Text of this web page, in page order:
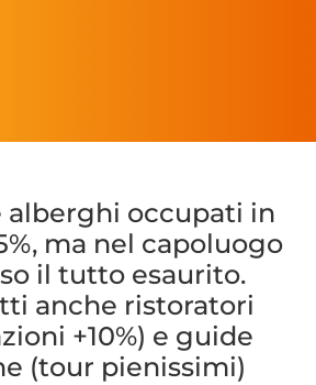
alberghi occupati in
ma nel capoluogo
il tutto esaurito.
anche ristoratori
+10%) e guide
(tour pienissimi)